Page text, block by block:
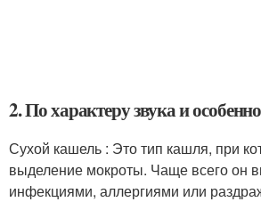
2. По характеру звука и
Сухой кашель : Это тип кашля, при
выделение мокроты. Чаще всего он
инфекциями, аллергиями или